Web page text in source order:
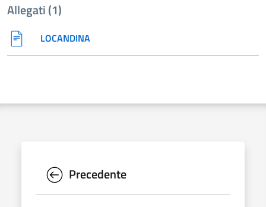
Allegati (1)
LOCANDINA
Precedente